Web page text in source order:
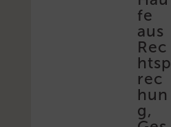
fe
aus
Rec
htsp
rec
hun
g,